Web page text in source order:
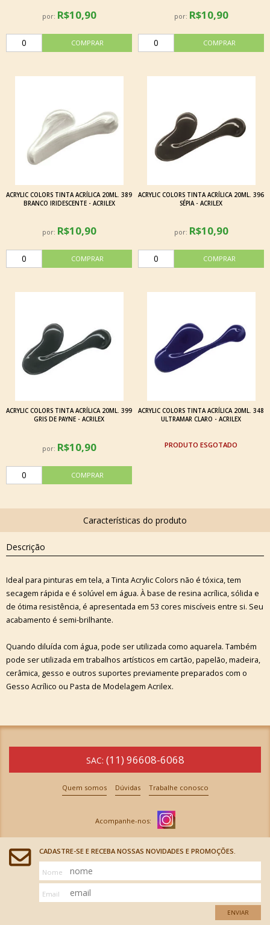
por: R$10,90 por: R$10,90
ACRYLIC COLORS TINTA ACRÍLICA 20ML. 389
BRANCO IRIDESCENTE - ACRILEX
por: R$10,90
ACRYLIC COLORS TINTA ACRÍLICA 20ML. 396
SÉPIA - ACRILEX
por: R$10,90
ACRYLIC COLORS TINTA ACRÍLICA 20ML. 399
GRIS DE PAYNE - ACRILEX
por: R$10,90
ACRYLIC COLORS TINTA ACRÍLICA 20ML. 348
ULTRAMAR CLARO - ACRILEX
ESGOTADO
Descrição
Ideal para pinturas em tela, a Tinta Acrylic Colors não é tóxica, tem
secagem rápida e é solúvel em água. À base de resina acrílica, sólida e
de ótima resistência, é apresentada em 53 cores miscíveis entre si. Seu
acabamento é semi-brilhante.
Quando diluída com água, pode ser utilizada como aquarela. Também
pode ser utilizada em trabalhos artísticos em cartão, papelão, madeira,
cerâmica, gesso e outros suportes previamente preparados com o
Gesso Acrílico ou Pasta de Modelagem Acrilex.
SAC: (11) 96608-6068
Quem somos Dúvidas Trabalhe conosco
CADASTRE-SE E RECEBA NOSSAS NOVIDADES E PROMOÇÕES.
Nome
Email
ENVIAR